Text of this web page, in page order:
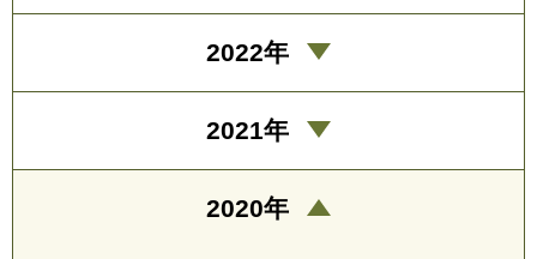
2022年
2021年
2020年